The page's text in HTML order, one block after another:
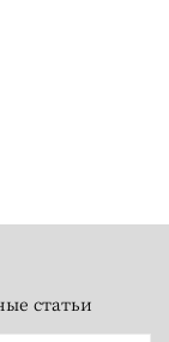
статьи